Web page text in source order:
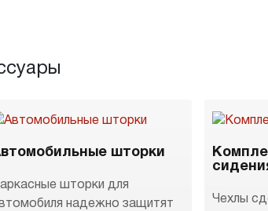
шторки
шторки для
надежно защитят
Чехлы